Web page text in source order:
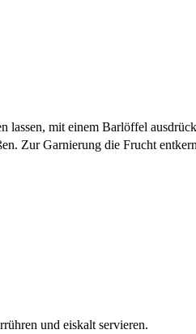
mit einem Barlöffel
Zur Garnierung die Frucht
und eiskalt servieren.